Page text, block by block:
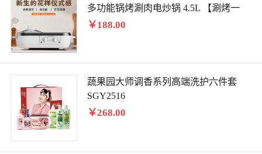
多功能锅烤涮肉电炒锅 4.5L 【涮烤一
体】HG10-G588
￥188.00
蔬果园大师调香系列高端洗护六件套
SGY2516
￥268.00